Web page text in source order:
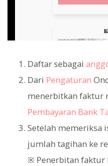
Daftar sebagai
Dari Pengaturan
menerbitkan faktur
Pembayaran Bank
Setelah memeriksa
jumlah tagihan ke
※ Penerbitan faktur